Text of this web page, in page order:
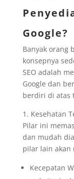
Google?
Banyak orang
konsepnya
SEO adalah
Google dan
berdiri di atas
1. Kesehatan
Pilar ini
dan mudah
pilar lain akan
Kecepatan